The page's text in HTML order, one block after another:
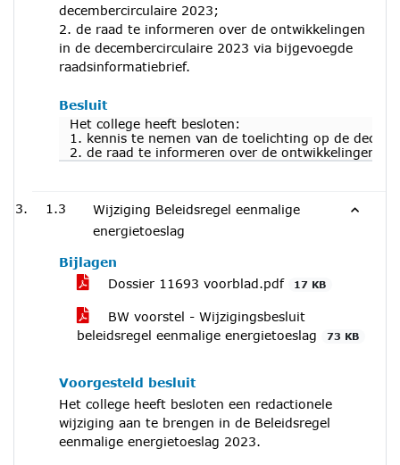
decembercirculaire 2023;
2. de raad te informeren over de ontwikkelingen
in de decembercirculaire 2023 via bijgevoegde
raadsinformatiebrief.
Besluit
Het college heeft besloten:
1. kennis te nemen van de toelichting op de
2. de raad te informeren over de ontwikkelingen in
1.3
Wijziging Beleidsregel eenmalige
energietoeslag
Bijlagen
Dossier 11693 voorblad.pdf
17 KB
BW voorstel - Wijzigingsbesluit
beleidsregel eenmalige energietoeslag
73 KB
Voorgesteld besluit
Het college heeft besloten een redactionele
wijziging aan te brengen in de Beleidsregel
eenmalige energietoeslag 2023.